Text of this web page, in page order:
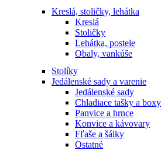
Kreslá, stoličky, lehátka
Kreslá
Stoličky
Lehátka, postele
Obaly, vankúše
Stolíky
Jedálenské sady a varenie
Jedálenské sady
Chladiace tašky a boxy
Panvice a hrnce
Konvice a kávovary
Fľaše a šálky
Ostatné